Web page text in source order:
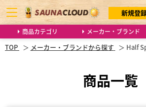
商品カテゴリ メーカー・ブランド
新規登
TOP メーカー・ブランドから探す Half
商品一覧